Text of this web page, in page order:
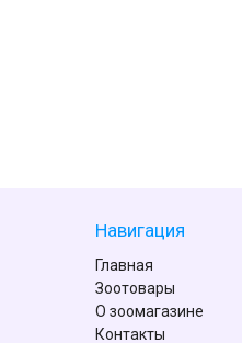
Навигация
Главная
Зоотовары
О зоомагазине
Контакты